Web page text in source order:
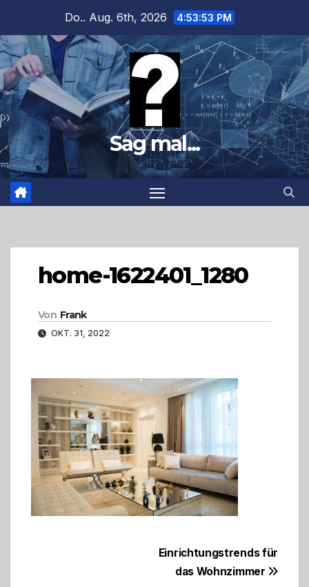
springen
Do.. Aug. 6th, 2026 4:53:54 PM
Sag mal...
home-1622401_1280
Von Frank
OKT. 31, 2022
Beitragsnavigation
Einrichtungstrends für
das Wohnzimmer